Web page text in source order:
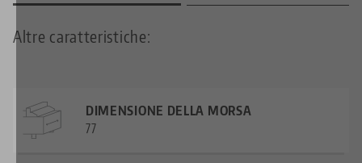
Altre caratteristiche:
DIMENSIONE DELLA MORSA
77